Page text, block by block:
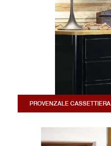
PROVENZALE CASSETTIERA